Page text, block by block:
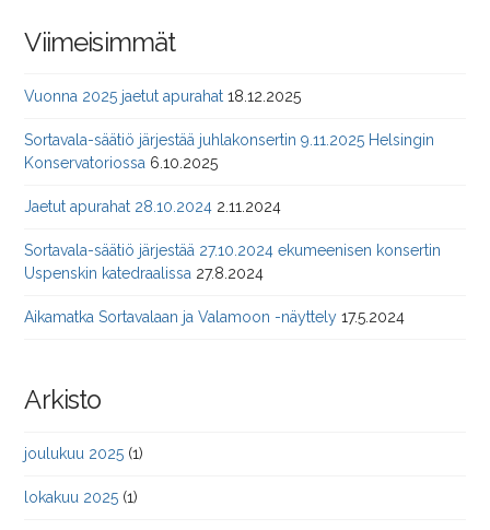
Viimeisimmät
Vuonna 2025 jaetut apurahat 18.12.2025
Sortavala-säätiö järjestää juhlakonsertin 9.11.2025 Helsingin
Konservatoriossa 6.10.2025
Jaetut apurahat 28.10.2024 2.11.2024
Sortavala-säätiö järjestää 27.10.2024 ekumeenisen konsertin
Uspenskin katedraalissa 27.8.2024
Aikamatka Sortavalaan ja Valamoon -näyttely 17.5.2024
Arkisto
joulukuu 2025 (1)
lokakuu 2025 (1)